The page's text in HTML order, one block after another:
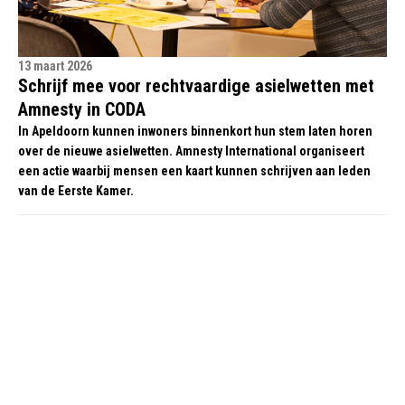
13 maart 2026
Schrijf mee voor rechtvaardige asielwetten met
Amnesty in CODA
In Apeldoorn kunnen inwoners binnenkort hun stem laten horen
over de nieuwe asielwetten. Amnesty International organiseert
een actie waarbij mensen een kaart kunnen schrijven aan leden
van de Eerste Kamer.